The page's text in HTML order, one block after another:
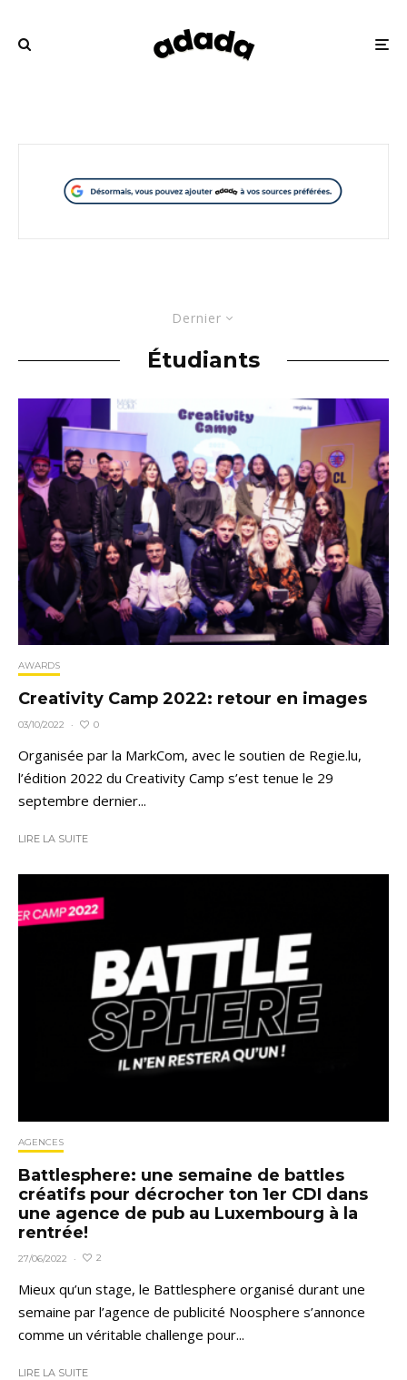
Dernier
Étudiants
AWARDS
Creativity Camp 2022: retour en images
03/10/2022 · 0
Organisée par la MarkCom, avec le soutien de Regie.lu,
l’édition 2022 du Creativity Camp s’est tenue le 29
septembre dernier...
LIRE LA SUITE
AGENCES
Battlesphere: une semaine de battles
créatifs pour décrocher ton 1er CDI dans
une agence de pub au Luxembourg à la
rentrée!
27/06/2022 · 2
Mieux qu’un stage, le Battlesphere organisé durant une
semaine par l’agence de publicité Noosphere s’annonce
comme un véritable challenge pour...
LIRE LA SUITE